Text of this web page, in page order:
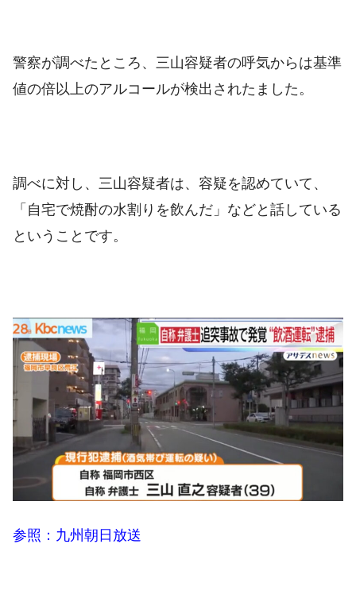
警察が調べたところ、三山容疑者の呼気からは基準
値の倍以上のアルコールが検出されたました。
調べに対し、三山容疑者は、容疑を認めていて、
「自宅で焼酎の水割りを飲んだ」などと話している
ということです。
参照：九州朝日放送